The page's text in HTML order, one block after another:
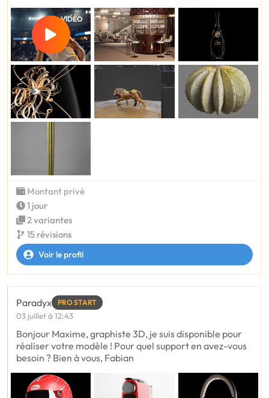
VIDÉO
Montant privé
1 jour
2 variantes
15 révisions
Voir le profil
Paradyx PRO START
03 juillet à 12:43
Bonjour Maxime, graphiste 3D, je suis disponible pour
réaliser votre modèle ! Pour quel support en avez-vous
besoin ? Bien à vous, Fabian